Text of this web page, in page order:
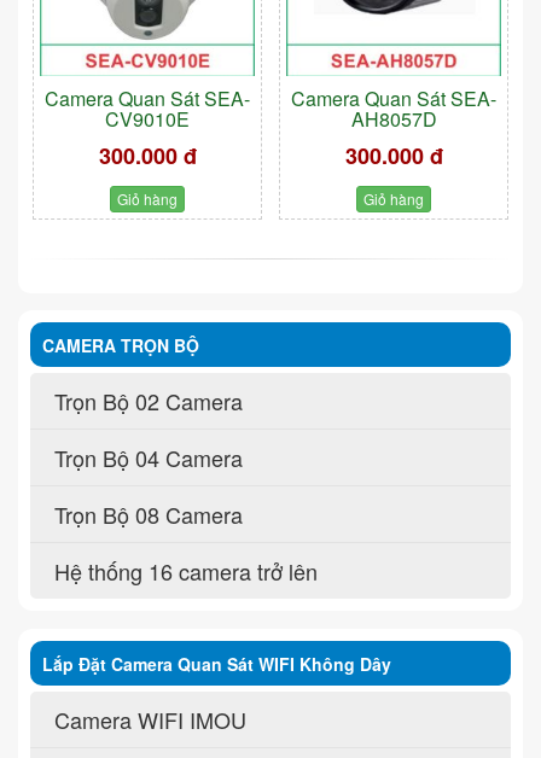
Camera Quan Sát SEA-
CV9010E
300.000 đ
Giỏ hàng
Camera Quan Sát SEA-
AH8057D
300.000 đ
Giỏ hàng
CAMERA TRỌN BỘ
Trọn Bộ 02 Camera
Trọn Bộ 04 Camera
Trọn Bộ 08 Camera
Hệ thống 16 camera trở lên
Lắp Đặt Camera Quan Sát WIFI Không Dây
Camera WIFI IMOU